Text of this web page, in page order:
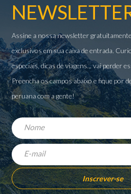
Assine a nossa newsletter
exclusivos em sua caixa de entrada.
especiais, dicas de viagens... vai perder
Preencha os campos abaixo e fique por
peruana com a gente!